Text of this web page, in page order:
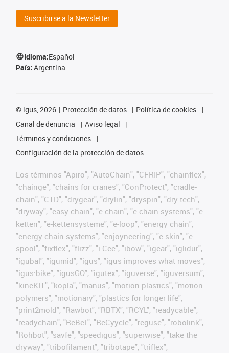
Suscribirse a la Newsletter
Idioma:Español
País: Argentina
© igus, 2026 Protección de datos
Política de cookies
Canal de denuncia
Aviso legal
Términos y condiciones
Configuración de la protección de datos
Los términos "Apiro", "AutoChain", "CFRIP", "chainflex",
"chainge", "chains for cranes", "ConProtect", "cradle-
chain", "CTD", "drygear", "drylin", "dryspin", "dry-tech",
"dryway", "easy chain", "e-chain", "e-chain systems", "e-
ketten", "e-kettensysteme", "e-loop", "energy chain",
"energy chain systems", "enjoyneering", "e-skin", "e-
spool", "fixflex", "flizz", "i.Cee", "ibow", "igear", "iglidur",
"igubal", "igumid", "igus", "igus improves what moves",
"igus:bike", "igusGO", "igutex", "iguverse", "iguversum",
"kineKIT", "kopla", "manus", "motion plastics", "motion
polymers", "motionary", "plastics for longer life",
"print2mold", "Rawbot", "RBTX", "RCYL", "readycable",
"readychain", "ReBeL", "ReCyycle", "reguse", "robolink",
"Rohbot", "savfe", "speedigus", "superwise", "take the
dryway", "tribofilament", "tribotape", "triflex",